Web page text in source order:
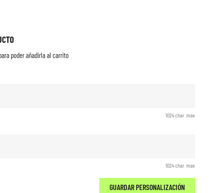
poder añadirla al carrito
1024 char. max
1024 char. max
GUARDAR PERSONALIZACIÓN